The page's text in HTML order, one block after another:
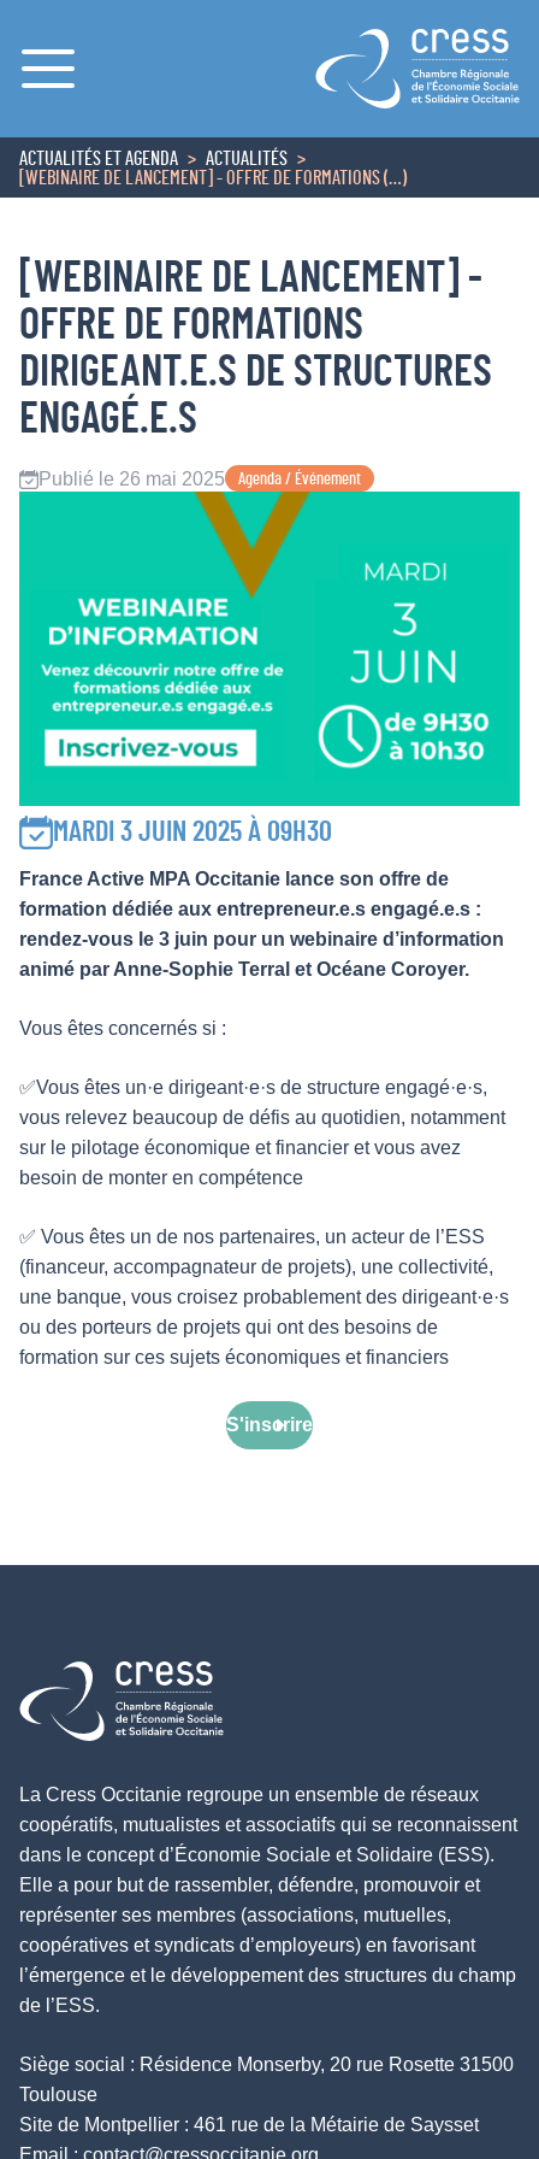
Menu
ACCUEIL
ACTUALITÉS ET AGENDA
ACTUALITÉS
[WEBINAIRE DE LANCEMENT] - OFFRE DE FORMATIONS (…)
[WEBINAIRE DE LANCEMENT] -
OFFRE DE FORMATIONS
DIRIGEANT.E.S DE STRUCTURES
ENGAGÉ.E.S
Publié le 26 mai 2025 Agenda / Événement
MARDI 3 JUIN 2025 À 09H30
France Active MPA Occitanie lance son offre de
formation dédiée aux entrepreneur.e.s engagé.e.s :
rendez-vous le 3 juin pour un webinaire d’information
animé par Anne-Sophie Terral et Océane Coroyer.
Vous êtes concernés si :
✅Vous êtes un·e dirigeant·e·s de structure engagé·e·s,
vous relevez beaucoup de défis au quotidien, notamment
sur le pilotage économique et financier et vous avez
besoin de monter en compétence
✅ Vous êtes un de nos partenaires, un acteur de l’ESS
(financeur, accompagnateur de projets), une collectivité,
une banque, vous croisez probablement des dirigeant·e·s
ou des porteurs de projets qui ont des besoins de
formation sur ces sujets économiques et financiers
S'inscrire
Retour à l'accueil
La Cress Occitanie regroupe un ensemble de réseaux
coopératifs, mutualistes et associatifs qui se reconnaissent
dans le concept d’Économie Sociale et Solidaire (ESS).
Elle a pour but de rassembler, défendre, promouvoir et
représenter ses membres (associations, mutuelles,
coopératives et syndicats d’employeurs) en favorisant
l’émergence et le développement des structures du champ
de l’ESS.
Siège social : Résidence Monserby, 20 rue Rosette 31500
Toulouse
Site de Montpellier : 461 rue de la Métairie de Saysset
Email : contact@cressoccitanie.org